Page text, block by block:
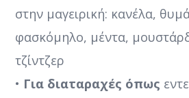
στην μαγειρική: κανέλα,
φασκόμηλο, μέντα,
τζίντζερ
• Για διαταραχές όπως